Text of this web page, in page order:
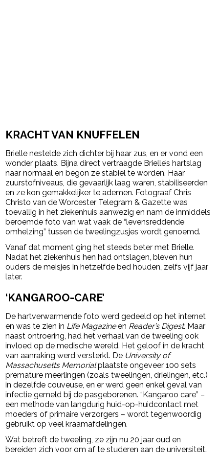
KRACHT VAN KNUFFELEN
Brielle nestelde zich dichter bij haar zus, en er vond een
wonder plaats. Bijna direct vertraagde Brielle’s hartslag
naar normaal en begon ze stabiel te worden. Haar
zuurstofniveaus, die gevaarlijk laag waren, stabiliseerden
en ze kon gemakkelijker te ademen. Fotograaf Chris
Christo van de Worcester Telegram & Gazette was
toevallig in het ziekenhuis aanwezig en nam de inmiddels
beroemde foto van wat vaak de “levensreddende
omhelzing” tussen de tweelingzusjes wordt genoemd.
Vanaf dat moment ging het steeds beter met Brielle.
Nadat het ziekenhuis hen had ontslagen, bleven hun
ouders de meisjes in hetzelfde bed houden, zelfs vijf jaar
later.
‘KANGAROO-CARE’
De hartverwarmende foto werd gedeeld op het internet
en was te zien in Life Magazineen Reader’s Digest. Maar
naast ontroering, had het verhaal van de tweeling ook
invloed op de medische wereld. Het geloof in de kracht
van aanraking werd versterkt. De University of
Massachusetts Memorialplaatste ongeveer 100 sets
premature meerlingen (zoals tweelingen, drielingen, etc.)
in dezelfde couveuse, en er werd geen enkel geval van
infectie gemeld bij de pasgeborenen. “Kangaroo care” –
een methode van langdurig huid-op-huidcontact met
moeders of primaire verzorgers – wordt tegenwoordig
gebruikt op veel kraamafdelingen.
Wat betreft de tweeling, ze zijn nu 20 jaar oud en
bereiden zich voor om af te studeren aan de universiteit.